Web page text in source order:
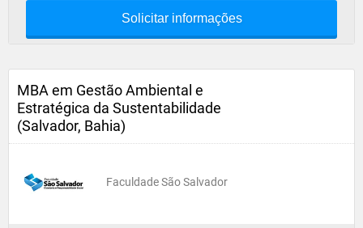
Solicitar informações
MBA em Gestão Ambiental e
Estratégica da Sustentabilidade
(Salvador, Bahia)
Faculdade São Salvador